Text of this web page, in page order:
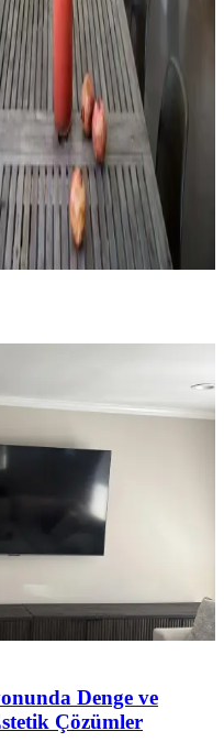
ürünleri, yüksek deri kalitesi
boyutları beklentileri
da dikkat çekiyor.
Seçimi, Aydınlatma
İyileştirme
aydınlatma ve mobilyaların
ve fonksiyonel kılar. Doğru
görünümünü güçlendirir.
Denge ve
Çözümler